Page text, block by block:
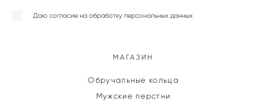
Даю согласие на обработку персональных данных
МАГАЗИН
Обручальные кольца
Мужские перстни